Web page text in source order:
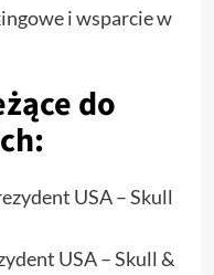
i wsparcie w
do
USA – Skull
USA – Skull &